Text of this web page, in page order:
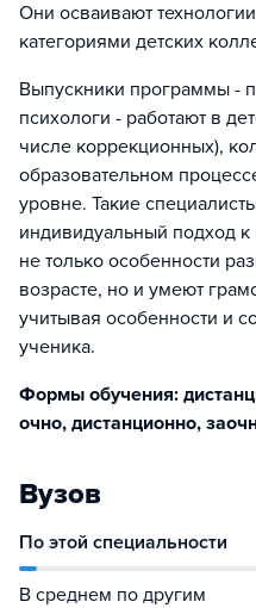
Они осваивают
категориями детских
Выпускники программы -
психологи - работают в
числе коррекционных),
образовательном
уровне. Такие
индивидуальный подход
не только особенности
возрасте, но и умеют
учитывая особенности и
ученика.
Формы обучения:
очно, дистанционно,
Вузов
По этой специальности
В среднем по другим